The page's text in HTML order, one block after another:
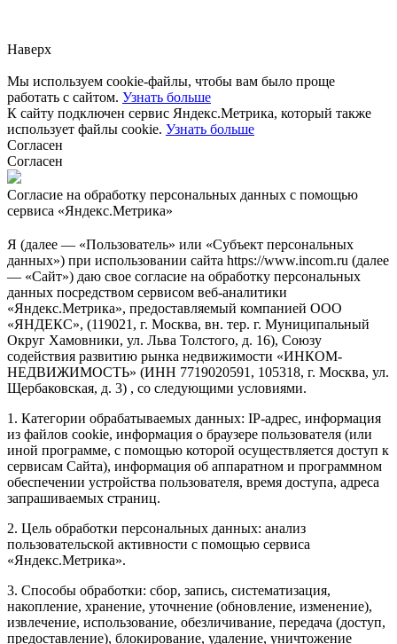
Наверх
Мы используем cookie-файлы, чтобы вам было проще
работать с сайтом. Узнать больше
К сайту подключен сервис Яндекс.Метрика, который также
использует файлы cookie. Узнать больше
Согласен
Согласен
Согласие на обработку персональных данных с помощью
сервиса «Яндекс.Метрика»
Я (далее — «Пользователь» или «Субъект персональных
данных») при использовании сайта https://www.incom.ru (далее
— «Сайт») даю свое согласие на обработку персональных
данных посредством сервисом веб-аналитики
«Яндекс.Метрика», предоставляемый компанией ООО
«ЯНДЕКС», (119021, г. Москва, вн. тер. г. Муниципальный
Округ Хамовники, ул. Льва Толстого, д. 16), Союзу
содействия развитию рынка недвижимости «ИНКОМ-
НЕДВИЖИМОСТЬ» (ИНН 7719020591, 105318, г. Москва, ул.
Щербаковская, д. 3) , со следующими условиями.
1. Категории обрабатываемых данных: IP-адрес, информация
из файлов cookie, информация о браузере пользователя (или
иной программе, с помощью которой осуществляется доступ к
сервисам Сайта), информация об аппаратном и программном
обеспечении устройства пользователя, время доступа, адреса
запрашиваемых страниц.
2. Цель обработки персональных данных: анализ
пользовательской активности с помощью сервиса
«Яндекс.Метрика».
3. Способы обработки: сбор, запись, систематизация,
накопление, хранение, уточнение (обновление, изменение),
извлечение, использование, обезличивание, передача (доступ,
предоставление), блокирование, удаление, уничтожение